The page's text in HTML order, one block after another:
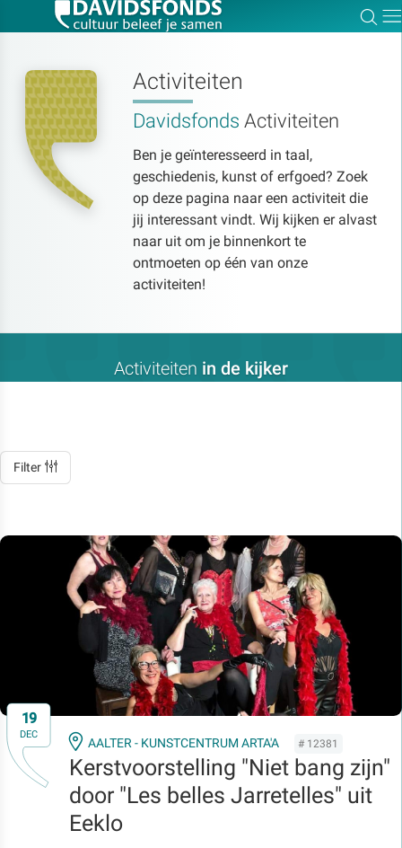
Activiteiten
Davidsfonds Activiteiten
Ben je geïnteresseerd in taal,
geschiedenis, kunst of erfgoed? Zoek
op deze pagina naar een activiteit die
jij interessant vindt. Wij kijken er alvast
naar uit om je binnenkort te
ontmoeten op één van onze
activiteiten!
Activiteiten in de kijker
Filter
19
DEC
AALTER - KUNSTCENTRUM ARTA'A # 12381
Kerstvoorstelling "Niet bang zijn"
door "Les belles Jarretelles" uit
Eeklo
Zoek:
Zoeken